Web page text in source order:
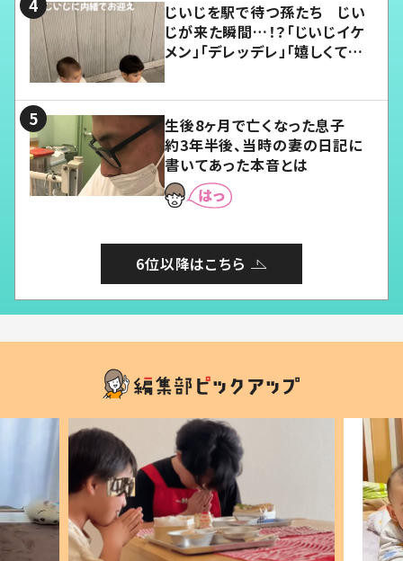
じいじを駅で待つ孫たち じい
じが来た瞬間…！？「じいじイケ
メン」「デレッデレ」「嬉しくて可
生後8ヶ月で亡くなった息子
約3年半後、当時の妻の日記に
書いてあった本音とは
6位以降はこちら